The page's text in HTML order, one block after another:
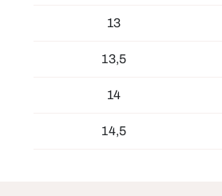
13
13,5
14
14,5